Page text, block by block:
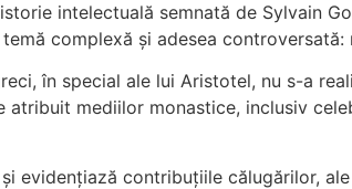
intelectuală semnată de Sylvain
complexă și adesea
în special ale lui Aristotel, nu s-a
mediilor monastice, inclusiv
evidențiază contribuțiile călugărilor,